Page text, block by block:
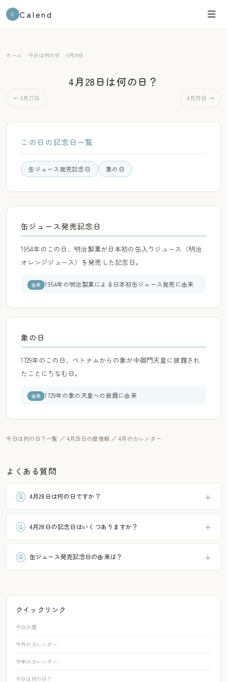
C Calend ☰
ホーム 今日は何の日 4月28日
← 4月27日
4月28日は何の日？
4月29日 →
この日の記念日一覧
缶ジュース発売記念日 象の日
缶ジュース発売記念日
1954年のこの日、明治製菓が日本初の缶入りジュース（明治
オレンジジュース）を発売した記念日。
由来 1954年の明治製菓による日本初缶ジュース発売に由来
象の日
1729年のこの日、ベトナムからの象が中御門天皇に披露され
たことにちなむ日。
由来 1729年の象の天皇への披露に由来
今日は何の日？一覧 ／ 4月28日の暦情報 ／ 4月のカレンダー
よくある質問
4月28日は何の日ですか？
4月28日の記念日はいくつありますか？
缶ジュース発売記念日の由来は？
クイックリンク
今日の暦
今月のカレンダー
今年のカレンダー
今日は何の日？